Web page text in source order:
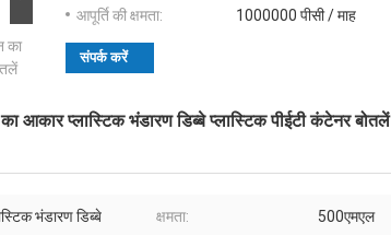
का
आपूर्ति की क्षमता:
1000000 पीसी / माह
संपर्क करें
प्लास्टिक भंडारण डिब्बे प्लास्टिक पीईटी कंटेनर बोतलें
भंडारण डिब्बे क्षमता: 500एमएल